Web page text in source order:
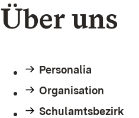
Über uns
Personalia
Organisation
Schulamtsbezirk